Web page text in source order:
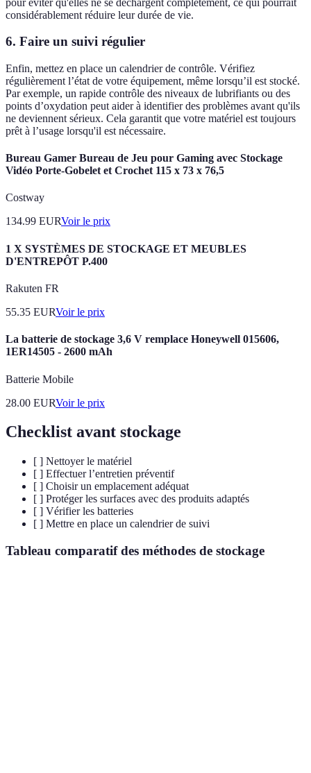
considérablement réduire leur durée de vie.
6. Faire un suivi régulier
Enfin, mettez en place un calendrier de contrôle. Vérifiez
régulièrement l’état de votre équipement, même lorsqu’il est stocké.
Par exemple, un rapide contrôle des niveaux de lubrifiants ou des
points d’oxydation peut aider à identifier des problèmes avant qu'ils
ne deviennent sérieux. Cela garantit que votre matériel est toujours
prêt à l’usage lorsqu'il est nécessaire.
Bureau Gamer Bureau de Jeu pour Gaming avec Stockage
Vidéo Porte-Gobelet et Crochet 115 x 73 x 76,5
Costway
134.99 EURVoir le prix
1 X SYSTÈMES DE STOCKAGE ET MEUBLES
D'ENTREPÔT P.400
Rakuten FR
55.35 EURVoir le prix
La batterie de stockage 3,6 V remplace Honeywell 015606,
1ER14505 - 2600 mAh
Batterie Mobile
28.00 EURVoir le prix
Checklist avant stockage
[ ] Nettoyer le matériel
[ ] Effectuer l’entretien préventif
[ ] Choisir un emplacement adéquat
[ ] Protéger les surfaces avec des produits adaptés
[ ] Vérifier les batteries
[ ] Mettre en place un calendrier de suivi
Tableau comparatif des méthodes de stockage